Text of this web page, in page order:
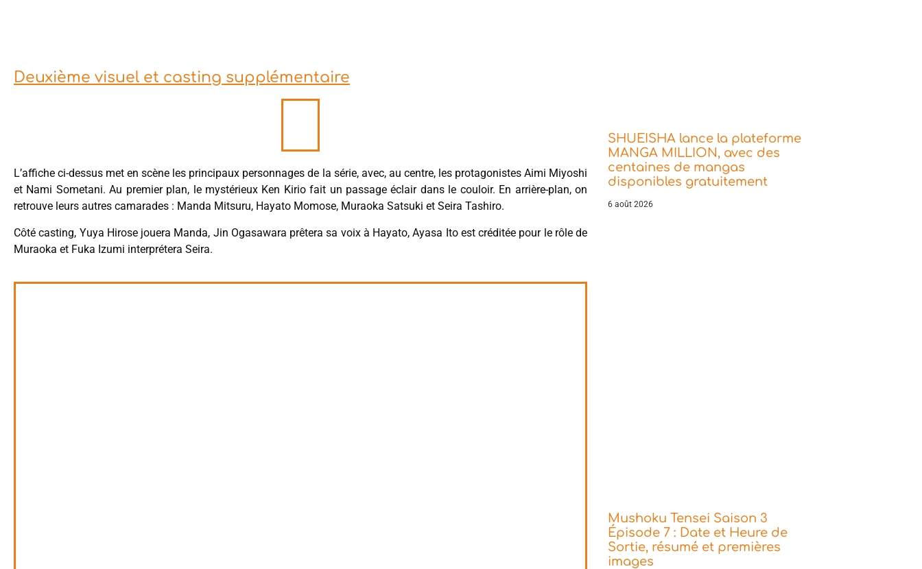
Deuxième visuel et casting supplémentaire
L’affiche ci-dessus met en scène les principaux personnages de la série, avec, au centre, les protagonistes Aimi Miyoshi
et Nami Sometani. Au premier plan, le mystérieux Ken Kirio fait un passage éclair dans le couloir. En arrière-plan, on
retrouve leurs autres camarades : Manda Mitsuru, Hayato Momose, Muraoka Satsuki et Seira Tashiro.
Côté casting, Yuya Hirose jouera Manda, Jin Ogasawara prêtera sa voix à Hayato, Ayasa Ito est créditée pour le rôle de
Muraoka et Fuka Izumi interprétera Seira.
SHUEISHA lance la plateforme
MANGA MILLION, avec des
centaines de mangas
disponibles gratuitement
6 août 2026
Mushoku Tensei Saison 3
Épisode 7 : Date et Heure de
Sortie, résumé et premières
images